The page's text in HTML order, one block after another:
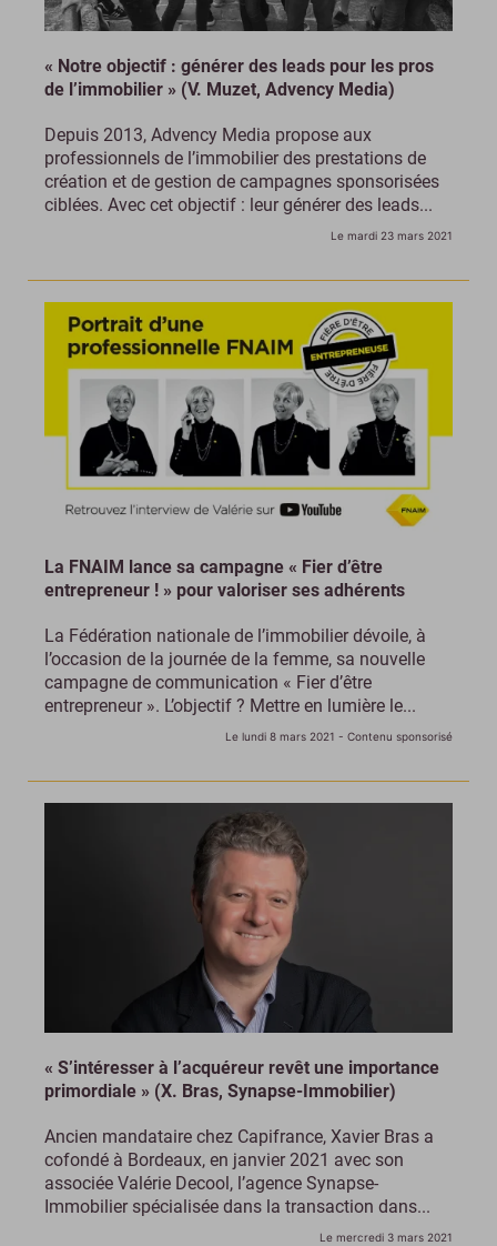
« Notre objectif : générer des leads pour les pros
de l’immobilier » (V. Muzet, Advency Media)
Depuis 2013, Advency Media propose aux
professionnels de l’immobilier des prestations de
création et de gestion de campagnes sponsorisées
ciblées. Avec cet objectif : leur générer des leads...
Le mardi 23 mars 2021
La FNAIM lance sa campagne « Fier d’être
entrepreneur ! » pour valoriser ses adhérents
La Fédération nationale de l’immobilier dévoile, à
l’occasion de la journée de la femme, sa nouvelle
campagne de communication « Fier d’être
entrepreneur ». L’objectif ? Mettre en lumière le...
Le lundi 8 mars 2021 - Contenu sponsorisé
« S’intéresser à l’acquéreur revêt une importance
primordiale » (X. Bras, Synapse-Immobilier)
Ancien mandataire chez Capifrance, Xavier Bras a
cofondé à Bordeaux, en janvier 2021 avec son
associée Valérie Decool, l’agence Synapse-
Immobilier spécialisée dans la transaction dans...
Le mercredi 3 mars 2021